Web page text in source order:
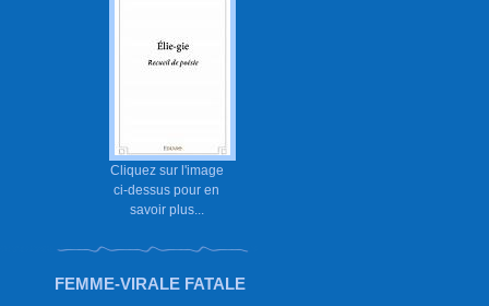
Cliquez sur l'image
ci-dessus pour en
savoir plus...
FEMME-VIRALE FATALE